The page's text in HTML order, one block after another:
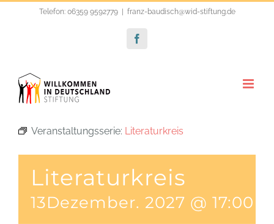
Telefon: 06359 9592779 franz-baudisch@wid-stiftung.de
Facebook
Veranstaltungsserie: Literaturkreis
Literaturkreis
13Dezember. 2027 @ 17:00